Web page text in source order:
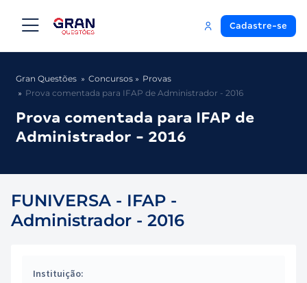
Cadastre-se
Gran Questões Concursos
Provas
Prova comentada para IFAP de Administrador - 2016
Prova comentada para IFAP de
Administrador - 2016
FUNIVERSA - IFAP -
Administrador - 2016
Instituição: